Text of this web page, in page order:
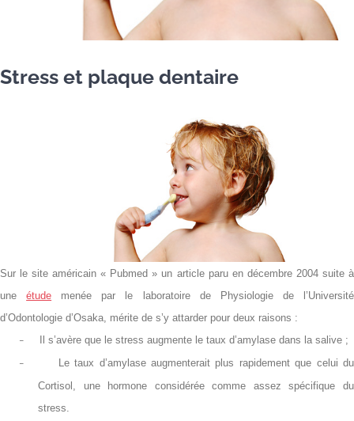
Stress et plaque dentaire
Sur le site américain « Pubmed » un article paru en décembre 2004 suite à
uneétude menée par le laboratoire de Physiologie de l’Université
d’Odontologie d’Osaka, mérite de s’y attarder pour deux raisons :
– Il s’avère que le stress augmente le taux d’amylase dans la salive ;
–
Le taux d’amylase augmenterait plus rapidement que celui du
Cortisol, une hormone considérée comme assez spécifique du
stress.